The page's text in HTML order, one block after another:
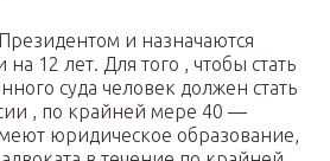
и назначаются
12 лет. Для того , чтобы стать
суда человек должен стать
, по крайней мере 40 —
юридическое образование,